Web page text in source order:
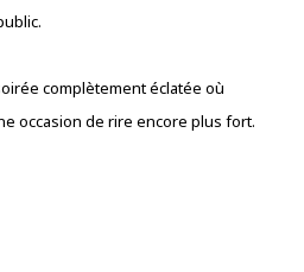
complètement éclatée où
occasion de rire encore plus fort.